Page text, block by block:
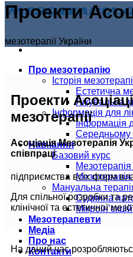
Про мезотерапію
Історія
Естетична
Лікувальна
Інформація для
Інформація
Середньому
Навчання
Базовий курс
Мезотерапія
Мануальна
Судинна
Мезотерапевти
Медіа
Про нас
Контакти
Проекти
мезотерапії України
Проекти
мезотерапії
Асоціація Мезотерапія
співпраці
підприємства всіх форм
Для спільної розробки та
клінічної та естетичної
На даний час